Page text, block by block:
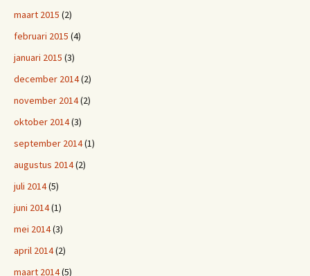
maart 2015 (2)
februari 2015 (4)
januari 2015 (3)
december 2014(2)
november 2014(2)
oktober 2014(3)
september 2014(1)
augustus 2014(2)
juli 2014(5)
juni 2014(1)
mei 2014(3)
april 2014(2)
maart 2014(5)